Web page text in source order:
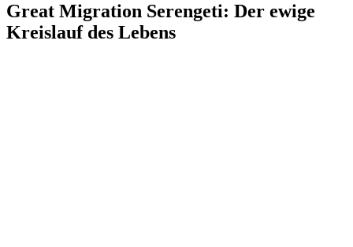
Great Migration Serengeti: Der ewige
Kreislauf des Lebens